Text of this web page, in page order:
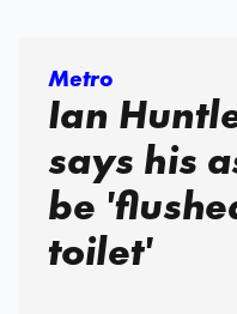
Metro
Ian
says his
be
toilet'